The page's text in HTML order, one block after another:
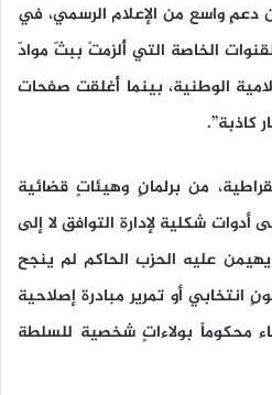
دعمٍ واسع من الإعلام الرسمي، في
الخاصة التي أُلزمتْ ببثّ موادّ
الوطنية، بينما أُغلقت صفحات
كاذبة”.
من برلمانٍ وهيئاتٍ قضائية
شكلية لإدارة التوافق لا إلى
يهيمن عليه الحزب الحاكم لم ينجح
انتخابي أو تمرير مبادرة إصلاحية
محكوماً بولاءاتٍ شخصية للسلطة